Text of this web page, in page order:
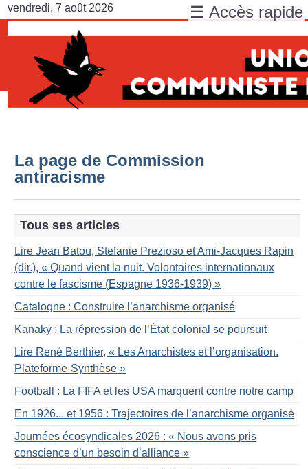
vendredi, 7 août 2026
La page de Commission
antiracisme
Tous ses articles
Lire Jean Batou, Stefanie Prezioso et Ami-Jacques Rapin
(dir.), « Quand vient la nuit. Volontaires internationaux
contre le fascisme (Espagne 1936-1939) »
Catalogne : Construire l’anarchisme organisé
Kanaky : La répression de l’État colonial se poursuit
Lire René Berthier, « Les Anarchistes et l’organisation.
Plateforme-Synthèse »
Football : La FIFA et les USA marquent contre notre camp
En 1926... et 1956 : Trajectoires de l’anarchisme organisé
Journées écosyndicales 2026 : « Nous avons pris
conscience d’un besoin d’alliance »
☰ Accès rapide